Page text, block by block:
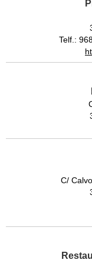
Telf.:
C/